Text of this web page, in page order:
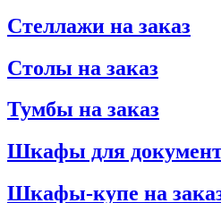
Стеллажи на заказ
Столы на заказ
Тумбы на заказ
Шкафы для
Шкафы-купе на